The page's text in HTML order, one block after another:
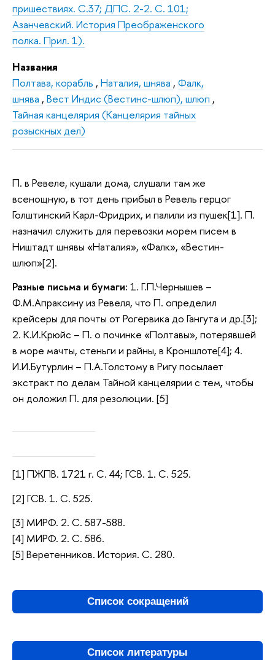
пришествиях. С.37; ДПС. 2-2. С. 101;
Азанчевский. История Преображенского
полка. Прил. 1).
Названия
Полтава, корабль , Наталия, шнява , Фалк,
шнява , Вест Индис (Вестинс-шлюп), шлюп ,
Тайная канцелярия (Канцелярия тайных
розыскных дел)
П. в Ревеле, кушали дома, слушали там же
всенощную, в тот день прибыл в Ревель герцог
Голштинский Карл-Фридрих, и палили из пушек[1]. П.
назначил служить для перевозки морем писем в
Ништадт шнявы «Наталия», «Фалк», «Вестин-
шлюп»[2].
Разные письма и бумаги: 1. Г.П.Чернышев –
Ф.М.Апраксину из Ревеля, что П. определил
крейсеры для почты от Рогервика до Гангута и др.[3];
2. К.И.Крюйс – П. о починке «Полтавы», потерявшей
в море мачты, стеньги и райны, в Кроншлоте[4]; 4.
И.И.Бутурлин – П.А.Толстому в Ригу посылает
экстракт по делам Тайной канцелярии с тем, чтобы
он доложил П. для резолюции. [5]
[1] ПЖПВ. 1721 г. С. 44; ГСВ. 1. С. 525.
[2] ГСВ. 1. С. 525.
[3] МИРФ. 2. С. 587-588.
[4] МИРФ. 2. С. 586.
[5] Веретенников. История. С. 280.
Список сокращений
Список литературы